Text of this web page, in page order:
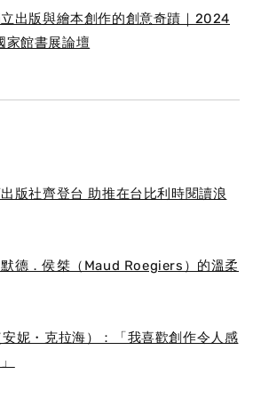
出版與繪本創作的創意奇蹟｜2024
家館書展論壇
版社齊登台 助推在台比利時閱讀浪
德．侯桀（Maud Roegiers）的溫柔
妮・克拉海）：「我喜歡創作令人感